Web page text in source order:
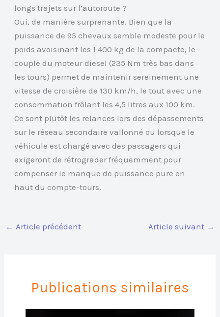
longs trajets sur l’autoroute ?
Oui, de manière surprenante. Bien que la
puissance de 95 chevaux semble modeste pour le
poids avoisinant les 1 400 kg de la compacte, le
couple du moteur diesel (235 Nm très bas dans
les tours) permet de maintenir sereinement une
vitesse de croisière de 130 km/h, le tout avec une
consommation frôlant les 4,5 litres aux 100 km.
Ce sont plutôt les relances lors des dépassements
sur le réseau secondaire vallonné ou lorsque le
véhicule est chargé avec des passagers qui
exigeront de rétrograder fréquemment pour
compenser le manque de puissance pure en
haut du compte-tours.
← Article précédent Article suivant →
Publications similaires